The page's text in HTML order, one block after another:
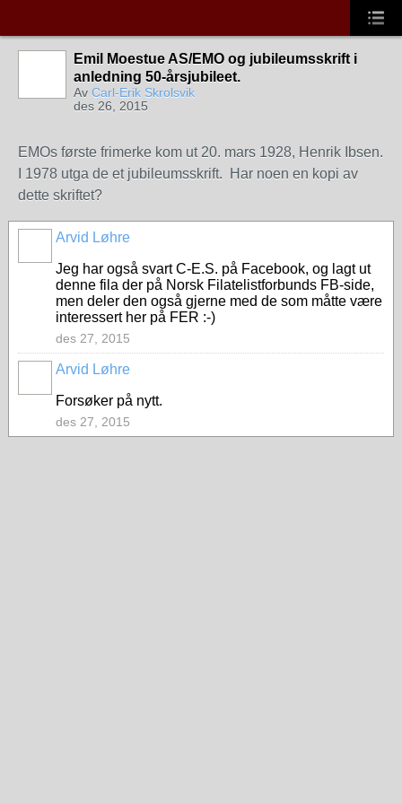
Emil Moestue AS/EMO og jubileumsskrift i
anledning 50-årsjubileet.
Av Carl-Erik Skrolsvik
des 26, 2015
EMOs første frimerke kom ut 20. mars 1928, Henrik Ibsen.
I 1978 utga de et jubileumsskrift. Har noen en kopi av
dette skriftet?
Arvid Løhre
Jeg har også svart C-E.S. på Facebook, og lagt ut
denne fila der på Norsk Filatelistforbunds FB-side,
men deler den også gjerne med de som måtte være
interessert her på FER :-)
des 27, 2015
Arvid Løhre
Forsøker på nytt.
des 27, 2015